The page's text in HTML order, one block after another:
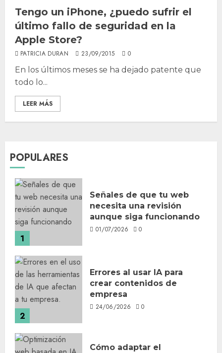
Tengo un iPhone, ¿puedo sufrir el
último fallo de seguridad en la
Apple Store?
PATRICIA DURAN 23/09/2015 0
En los últimos meses se ha dejado patente que
todo lo...
LEER MÁS
POPULARES
1
Señales de que tu web
necesita una revisión
aunque siga funcionando
01/07/2026 0
2
Errores al usar IA para
crear contenidos de
empresa
24/06/2026 0
Cómo adaptar el